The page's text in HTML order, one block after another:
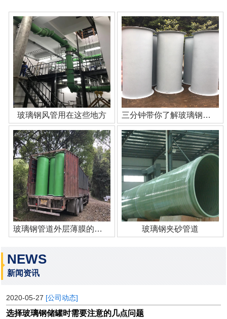
玻璃钢风管用在这些地方 三分钟带你了解玻璃钢管道
玻璃钢管道外层薄膜的作用 玻璃钢夹砂管道
NEWS
新闻资讯
2020-05-27 [公司动态]
选择玻璃钢储罐时需要注意的几点问题